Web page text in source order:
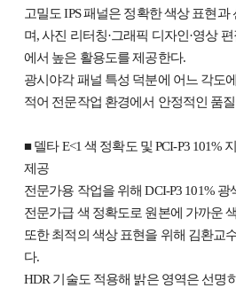
고밀도 IPS 패널은 정확한 색상 표현과
며, 사진 리터칭·그래픽 디자인·영상
에서 높은 활용도를 제공한다.
광시야각 패널 특성 덕분에 어느 각도
적어 전문작업 환경에서 안정적인 품
■ 델타 E<1 색 정확도 및 PCI-P3 101%
제공
전문가용 작업을 위해 DCI-P3 101% 광
전문가급 색 정확도로 원본에 가까운
또한 최적의 색상 표현을 위해 김환교
다.
HDR 기술도 적용해 밝은 영역은 선명